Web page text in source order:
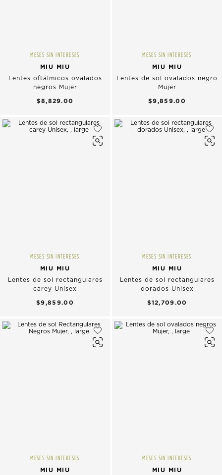
MESES SIN INTERESES
MIU MIU
Lentes oftálmicos ovalados
negros Mujer
$8,829.00
MESES SIN INTERESES
MIU MIU
Lentes de sol ovalados negro
Mujer
$9,859.00
MESES SIN INTERESES
MIU MIU
Lentes de sol rectangulares
carey Unisex
$9,859.00
MESES SIN INTERESES
MIU MIU
Lentes de sol rectangulares
dorados Unisex
$12,709.00
MESES SIN INTERESES
MIU MIU
MESES SIN INTERESES
MIU MIU